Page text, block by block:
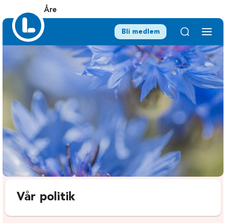
Åre
Bli medlem
Vår politik